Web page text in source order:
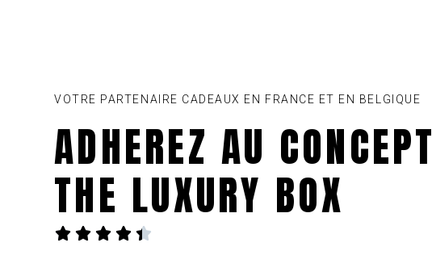
VOTRE PARTENAIRE CADEAUX EN FRANCE ET EN BELGIQUE
ADHEREZ AU CONCEPT
THE LUXURY BOX
    